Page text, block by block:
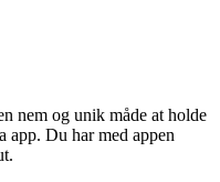
nem og unik måde at holde
app. Du har med appen